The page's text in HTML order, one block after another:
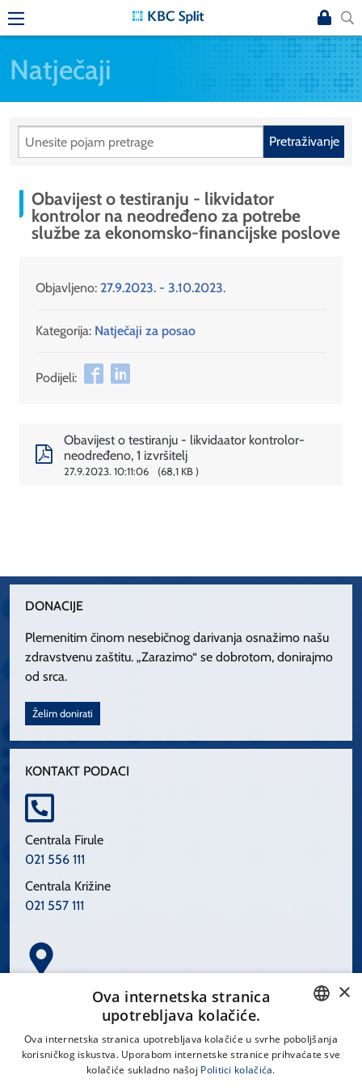
Natječaji
Pretraživanje
Obavijest o testiranju - likvidator
kontrolor na neodređeno za potrebe
službe za ekonomsko-financijske poslove
Objavljeno: 27.9.2023. - 3.10.2023.
Kategorija: Natječaji za posao
Podijeli:
Obavijest o testiranju - likvidaator kontrolor-
neodređeno, 1 izvršitelj
27.9.2023. 10:11:06 68,1 KB
DONACIJE
Plemenitim činom nesebičnog darivanja osnažimo našu
zdravstvenu zaštitu. „Zarazimo“ se dobrotom, donirajmo
od srca.
Želim donirati
KONTAKT PODACI
Centrala Firule
021 556 111
Centrala Križine
021 557 111
Spinčićeva 1, 21000 Split
CROATIAN
×
Ova internetska stranica
upotrebljava kolačiće.
Ova internetska stranica upotrebljava kolačiće u svrhe poboljšanja
korisničkog iskustva. Uporabom internetske stranice prihvaćate sve
kolačiće sukladno našoj Politici kolačića.